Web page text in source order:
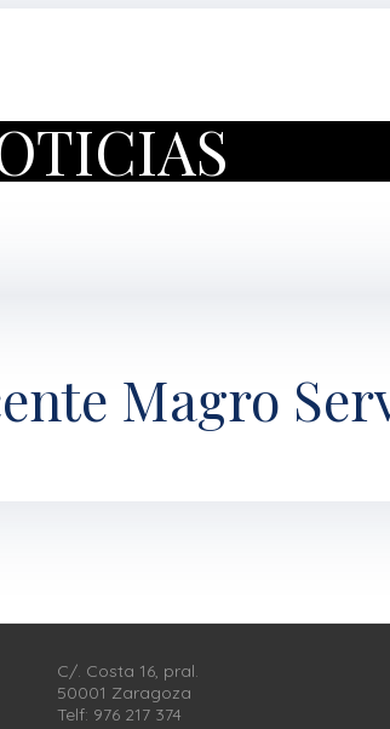
Magro
C/. Costa 16, pral.
50001 Zaragoza
Telf: 976 217 374